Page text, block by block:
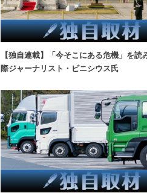
【独自連載】「今そこにある危機」を
際ジャーナリスト・ビニシウス氏